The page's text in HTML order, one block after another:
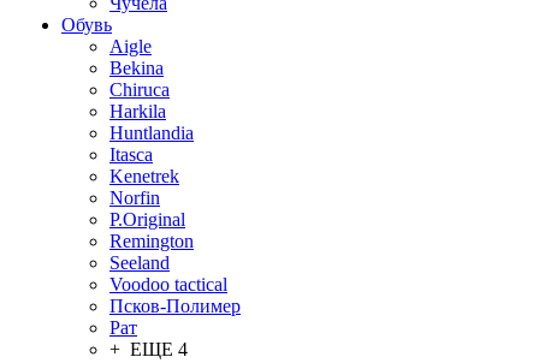
Обувь
Aigle
Bekina
Chiruсa
Harkila
Huntlandia
Itasca
Kenetrek
Norfin
P.Original
Remington
Seeland
Voodoo tactical
Псков-Полимер
Рат
+ ЕЩЕ 4